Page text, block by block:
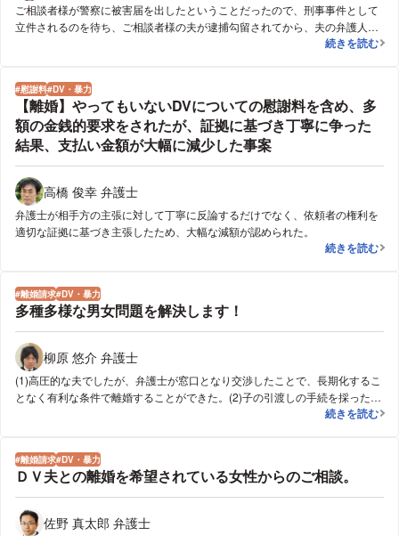
ご相談者様が警察に被害届を出したということだったので、刑事事件として
立件されるのを待ち、ご相談者様の夫が逮捕勾留されてから、夫の弁護人と
示談交渉を行いました。そこで、離婚請求と親権取得及び慰謝料請求を行い
るよう請求しました。さらに、夫の実両親が相談者様の娘に贈与した５００
万円についても親権者になるご相談者様に渡すよう請求しました。これらの
請求を全て認めさせ、夫が慰謝料４００万円をご相談者様に支払い、ご相談
者様が親権を持ち、双方が財産分与権放棄することを条件として離婚が成立
た。夫がしっかり働き始め、ある程度の収入が得られるようになってから養
育費請求を行うようご相談者様にアドバイスしました。
慰謝料４００
続きを読む
慰謝料 DV・暴力
【離婚】やってもいないDVについての慰謝料を含め、多
額の金銭的要求をされたが、証拠に基づき丁寧に争った
結果、支払い金額が大幅に減少した事案
高橋 俊幸 弁護士
弁護士が相手方の主張に対して丁寧に反論するだけでなく、依頼者の権利を
適切な証拠に基づき主張したため、大幅な減額が認められた。
【離婚】やっ
続きを読む
離婚請求 DV・暴力
多種多様な男女問題を解決します！
柳原 悠介 弁護士
(1)高圧的な夫でしたが、弁護士が窓口となり交渉したことで、長期化するこ
となく有利な条件で離婚することができた。(2)子の引渡しの手続を採ったこ
とで無事子を取り戻すことができ、その後の妻からの離婚請求も有利に進め
抹消することができた。(4)ストーカー被害について、接近を禁止する法的手
続をとり、相手に損害賠償請求をすることで、その後のストーカー行為を防
止することができた。(5)弁護士が相手方と交渉し裁判をしたことで、支払義
務がないことが法的に認められた。
多種多様な男
続きを読む
離婚請求 DV・暴力
ＤＶ夫との離婚を希望されている女性からのご相談。
佐野 真太郎 弁護士